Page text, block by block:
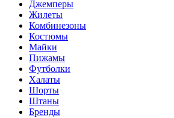
Джемперы
Жилеты
Комбинезоны
Костюмы
Майки
Пижамы
Футболки
Халаты
Шорты
Штаны
Бренды